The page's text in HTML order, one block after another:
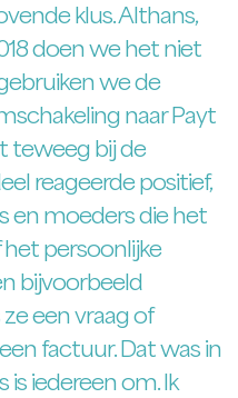
klus. Althans,
doen we het niet
we de
naar Payt
teweeg bij de
reageerde positief,
en moeders die het
persoonlijke
bijvoorbeeld
een vraag of
factuur. Dat was in
is iedereen om. Ik